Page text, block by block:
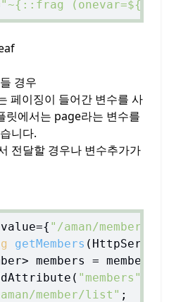
"~{::frag
경우
페이징이 들어간 변수를 사
릿에서는 page라는 변수를
니다.
전달할 경우나 변수추가가
"/aman/member/
getMembers (
members =
"members"
member/list" ;